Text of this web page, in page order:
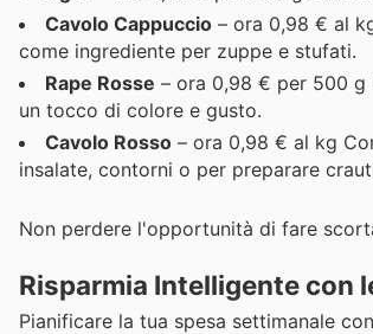
Cavolo Cappuccio – ora 0,98 € al
come ingrediente per zuppe e stufati.
Rape Rosse – ora 0,98 € per 500 g
un tocco di colore e gusto.
Cavolo Rosso – ora 0,98 € al kg
insalate, contorni o per preparare
Non perdere l'opportunità di fare
Risparmia Intelligente con
Pianificare la tua spesa settimanale